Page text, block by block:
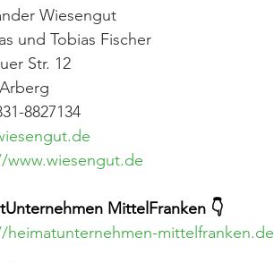
Wiesengut
und Tobias Fischer
Str. 12
8827134
www.wiesengut.de
MittelFranken 👇
heimatunternehmen-mittelfranken.de